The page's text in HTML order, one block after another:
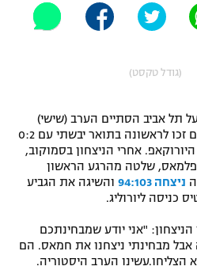
(גודל טקסט)
תל אביב הסתיים הערב (שישי)
בחגיגה גדולה, כאשר האדומים זכו לראשונה בתואר יבשתי עם 0:2
אחרי הניצחון בסמוקוב,
פלמאס, שלטה מהרגע הראשון
ניצחה 94:103
והשיגה את הגביע
כניסה ליורוליג.
"אני יודע שמבחינתכם
אבל מבחינתי ניצחנו את חמאס. הם
הצליחו.עשינו הערב היסטוריה.